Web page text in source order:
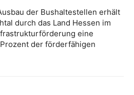
der Bushaltestellen erhält
durch das Land Hessen im
eine
der förderfähigen